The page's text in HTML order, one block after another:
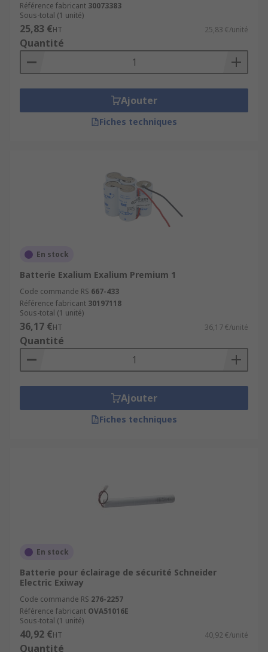
Référence fabricant 30073383
Sous-total (1 unité)
25,83 €HT 25,83 €/unité
Quantité
Ajouter
Fiches techniques
En stock
Batterie Exalium Exalium Premium 1
Code commande RS 667-433
Référence fabricant 30197118
Sous-total (1 unité)
36,17 €HT 36,17 €/unité
Quantité
Ajouter
Fiches techniques
En stock
Batterie pour éclairage de sécurité Schneider
Electric Exiway
Code commande RS 276-2257
Référence fabricant OVA51016E
Sous-total (1 unité)
40,92 €HT 40,92 €/unité
Quantité